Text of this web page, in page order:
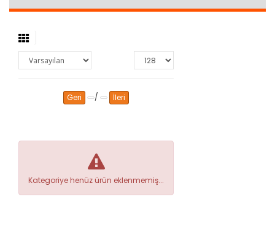
Geri / İleri
Kategoriye henüz ürün eklenmemiş...